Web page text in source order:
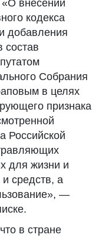
внесении
кодекса
добавления
состав
Собрания
в целях
признака
Российской
для жизни и
средств, а
—
в стране